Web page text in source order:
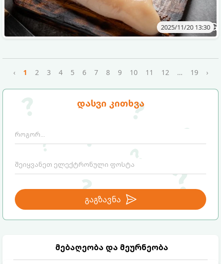
დასვი კითხვა
გაგზავნა
მებაღეობა და მეურნეობა
2025/11/20 13:30
‹ 1 2 3 4 5 6 7 8 9 10 11 12 … 19 ›